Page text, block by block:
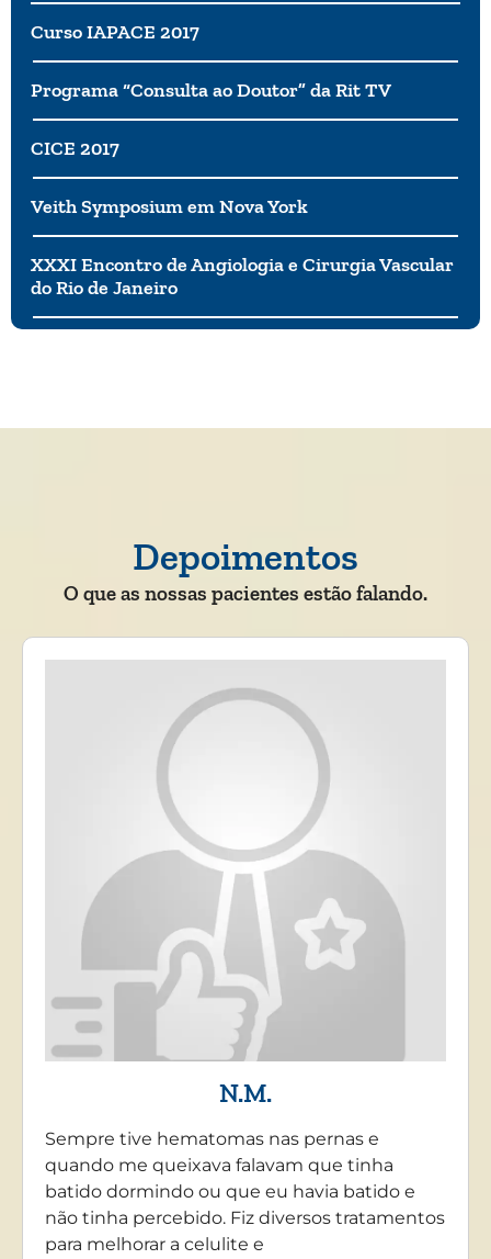
Curso IAPACE 2017
Programa “Consulta ao Doutor” da Rit TV
CICE 2017
Veith Symposium em Nova York
XXXI Encontro de Angiologia e Cirurgia Vascular
do Rio de Janeiro
Depoimentos
O que as nossas pacientes estão falando.
N.M.
Sempre tive hematomas nas pernas e
quando me queixava falavam que tinha
batido dormindo ou que eu havia batido e
não tinha percebido. Fiz diversos tratamentos
para melhorar a celulite e